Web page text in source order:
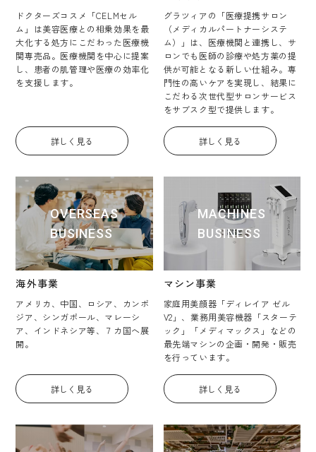
ドクターズコスメ「CELMセル
ム」は美容医療との相乗効果を最
大化する処方にこだわった医療機
関専売品。医療機関を中心に提案
し、患者の肌管理や医療の効率化
を支援します。
詳しく見る
グラツィアの「医療提携サロン
（メディカルパートナーシステ
ム）」は、医療機関と連携し、サ
ロンでも医師の診療や処方薬の提
供が可能となる新しい仕組み。専
門性の高いケアを実現し、結果に
こだわる次世代型サロンサービス
をサブスク型で提供します。
詳しく見る
OVERSEAS
BUSINESS
海外事業
アメリカ、中国、ロシア、カンボ
ジア、シンガポール、マレーシ
ア、インドネシア等、７カ国へ展
開。
詳しく見る
MACHINES
BUSINESS
マシン事業
家庭用美顔器「ディレイア ゼル
V2」、業務用美容機器「スターテ
ック」「メディマックス」などの
最先端マシンの企画・開発・販売
を行っています。
詳しく見る